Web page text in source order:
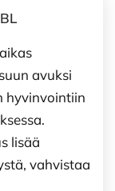
avuksi
hyvinvointiin
lisää
vahvistaa